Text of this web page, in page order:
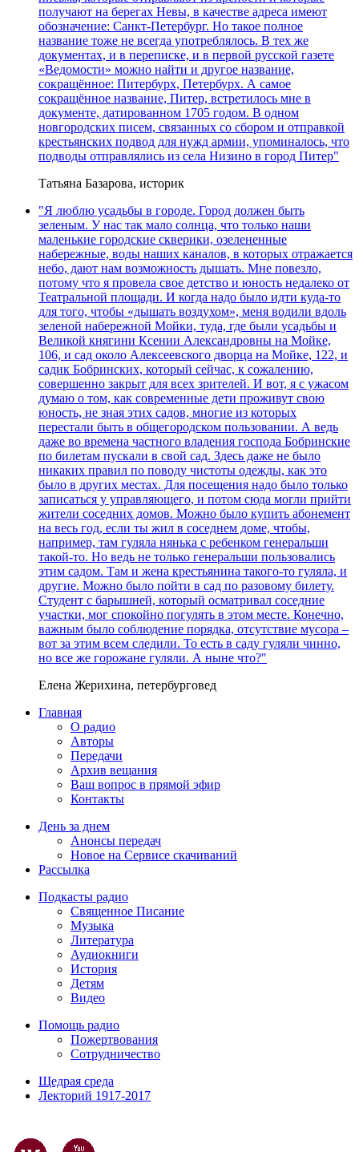
получают на берегах Невы, в качестве адреса имеют
обозначение: Санкт-Петербург. Но такое полное
название тоже не всегда употреблялось. В тех же
документах, и в переписке, и в первой русской газете
«Ведомости» можно найти и другое название,
сокращённое: Питербурх, Петербурх. А самое
сокращённое название, Питер, встретилось мне в
документе, датированном 1705 годом. В одном
новгородских писем, связанных со сбором и отправкой
крестьянских подвод для нужд армии, упоминалось, что
подводы отправлялись из села Низино в город Питер"
Татьяна Базарова, историк
"Я люблю усадьбы в городе. Город должен быть
зеленым. У нас так мало солнца, что только наши
маленькие городские скверики, озелененные
набережные, воды наших каналов, в которых отражается
небо, дают нам возможность дышать. Мне повезло,
потому что я провела свое детство и юность недалеко от
Театральной площади. И когда надо было идти куда-то
для того, чтобы «дышать воздухом», меня водили вдоль
зеленой набережной Мойки, туда, где были усадьбы и
Великой княгини Ксении Александровны на Мойке,
106, и сад около Алексеевского дворца на Мойке, 122, и
садик Бобринских, который сейчас, к сожалению,
совершенно закрыт для всех зрителей. И вот, я с ужасом
думаю о том, как современные дети проживут свою
юность, не зная этих садов, многие из которых
перестали быть в общегородском пользовании. А ведь
даже во времена частного владения господа Бобринские
по билетам пускали в свой сад. Здесь даже не было
никаких правил по поводу чистоты одежды, как это
было в других местах. Для посещения надо было только
записаться у управляющего, и потом сюда могли прийти
жители соседних домов. Можно было купить абонемент
на весь год, если ты жил в соседнем доме, чтобы,
например, там гуляла нянька с ребенком генеральши
такой-то. Но ведь не только генеральши пользовались
этим садом. Там и жена крестьянина такого-то гуляла, и
другие. Можно было пойти в сад по разовому билету.
Студент с барышней, который осматривал соседние
участки, мог спокойно погулять в этом месте. Конечно,
важным было соблюдение порядка, отсутствие мусора –
вот за этим всем следили. То есть в саду гуляли чинно,
но все же горожане гуляли. А ныне что?"
Елена Жерихина, петербурговед
Главная
О радио
Авторы
Передачи
Архив вещания
Ваш вопрос в прямой эфир
Контакты
День за днем
Анонсы передач
Новое на Сервисе скачиваний
Рассылка
Подкасты радио
Священное Писание
Музыка
Литература
Аудиокниги
История
Детям
Видео
Помощь радио
Пожертвования
Сотрудничество
Щедрая среда
Лекторий 1917-2017